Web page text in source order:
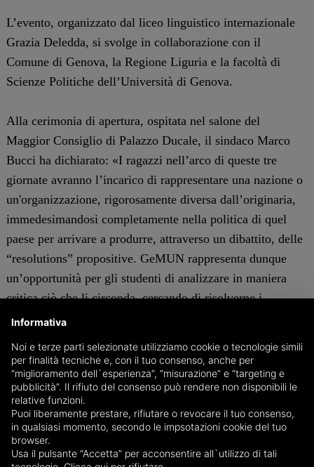
L’evento, organizzato dal liceo linguistico internazionale
Grazia Deledda, si svolge in collaborazione con il
Comune di Genova, la Regione Liguria e la facoltà di
Scienze Politiche dell’Università di Genova.
Alla cerimonia di apertura, ospitata nel salone del
Maggior Consiglio di Palazzo Ducale, il sindaco Marco
Bucci ha dichiarato: «I ragazzi nell’arco di queste tre
giornate avranno l’incarico di rappresentare una nazione o
un'organizzazione, rigorosamente diversa dall’originaria,
immedesimandosi completamente nella politica di quel
paese per arrivare a produrre, attraverso un dibattito, delle
“resolutions” propositive. GeMUN rappresenta dunque
un’opportunità per gli studenti di analizzare in maniera
critica ciò che li circonda, cercando di risolverne i
problemi. Questa conferenza permette a tutti coloro che vi
cooperazione internazionale, strumento necessario per il
miglioramento della società globale».
Il motto di GeMUN è "We analyse, we care, we create",
letteralmente "Analizziamo, ci interessiamo, creiamo" e
grazie a questi principi gli studenti hanno l’occasione di
Informativa
Noi e terze parti selezionate utilizziamo cookie o tecnologie simili
per finalità tecniche e, con il tuo consenso, anche per
“miglioramento dell`esperienza”, “misurazione” e “targeting e
pubblicità”. Il rifiuto del consenso può rendere non disponibili le
relative funzioni.
Puoi liberamente prestare, rifiutare o revocare il tuo consenso,
in qualsiasi momento, secondo le impsotazioni cookie del tuo
browser.
Usa il pulsante “Accetta” per acconsentire all`utilizzo di tali